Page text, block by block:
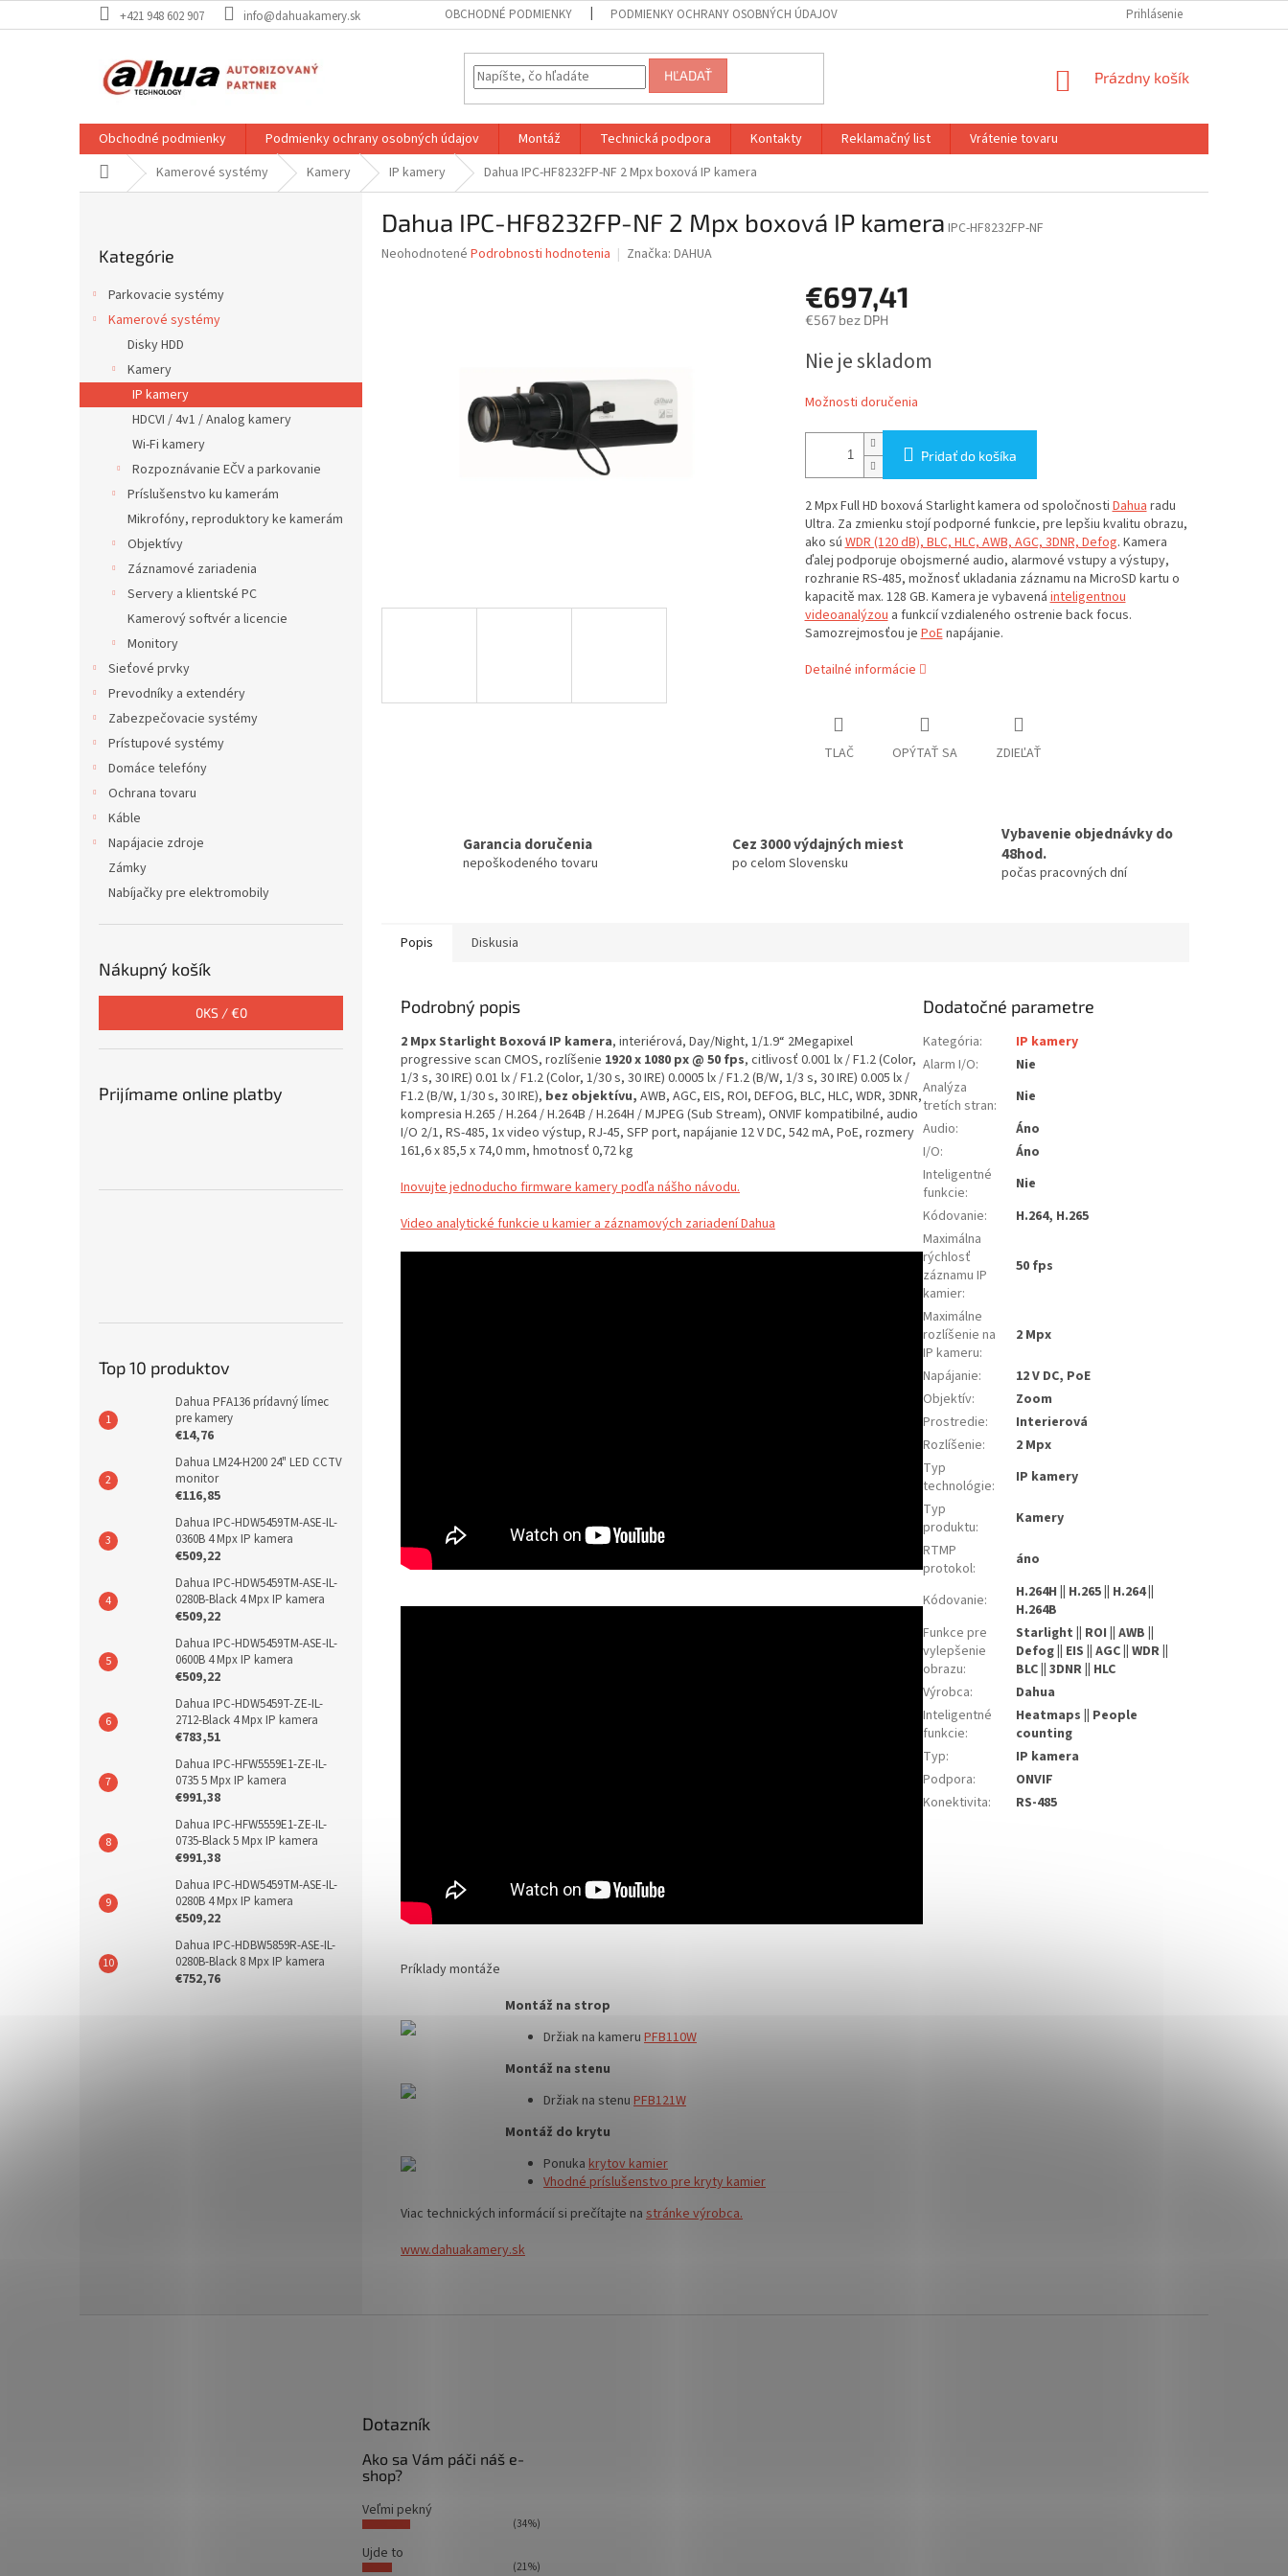
na
+421 948 602 907 info@dahuakamery.sk OBCHODNÉ PODMIENKY PODMIENKY OCHRANY OSOBNÝCH ÚDAJOV Prihlásenie
HĽADAŤ
NÁKUPNÝ
Prázdny košík
Obchodné podmienky Podmienky ochrany osobných údajov Montáž Technická podpora Kontakty Reklamačný list
Vrátenie tovaru
DomovKamerové systémy Kamery IP kamery Dahua IPC-HF8232FP-NF 2 Mpx boxová IP kamera
kategórie
Kategórie
Parkovacie systémy
Kamerové systémy
Disky HDD
Kamery
IP kamery
HDCVI / 4v1 / Analog kamery
Wi-Fi kamery
Rozpoznávanie EČV a parkovanie
Príslušenstvo ku kamerám
Mikrofóny, reproduktory ke kamerám
Objektívy
Záznamové zariadenia
Servery a klientské PC
Kamerový softvér a licencie
Monitory
Sieťové prvky
Prevodníky a extendéry
Zabezpečovacie systémy
Prístupové systémy
Domáce telefóny
Ochrana tovaru
Káble
Napájacie zdroje
Zámky
Nabíjačky pre elektromobily
Nákupný košík
0KS /€0
Prijímame online platby
Top 10 produktov
Dahua PFA136 prídavný límec
pre kamery
€14,76
Dahua LM24-H200 24" LED CCTV
monitor
€116,85
Dahua IPC-HDW5459TM-ASE-IL-
0360B 4 Mpx IP kamera
€509,22
Dahua IPC-HDW5459TM-ASE-IL-
0280B-Black 4 Mpx IP kamera
€509,22
Dahua IPC-HDW5459TM-ASE-IL-
0600B 4 Mpx IP kamera
€509,22
Dahua IPC-HDW5459T-ZE-IL-
2712-Black 4 Mpx IP kamera
€783,51
Dahua IPC-HFW5559E1-ZE-IL-
0735 5 Mpx IP kamera
€991,38
Dahua IPC-HFW5559E1-ZE-IL-
0735-Black 5 Mpx IP kamera
€991,38
Dahua IPC-HDW5459TM-ASE-IL-
0280B 4 Mpx IP kamera
€509,22
Dahua IPC-HDBW5859R-ASE-IL-
0280B-Black 8 Mpx IP kamera
€752,76
Dahua IPC-HF8232FP-NF 2 Mpx boxová IP kamera IPC-HF8232FP-NF
Priemerné
Neohodnotené Podrobnosti hodnotenia Značka: DAHUA
€697,41
€567 bez DPH
cena:
Nie je skladom
Možnosti doručenia
Pridať do košíka
2 Mpx Full HD boxová Starlight kamera od spoločnostiDahuaradu
Ultra. Za zmienku stojí podporné funkcie, pre lepšiu kvalitu obrazu,
ako súWDR (120 dB), BLC, HLC, AWB, AGC, 3DNR, Defog. Kamera
ďalej podporuje obojsmerné audio, alarmové vstupy a výstupy,
rozhranie RS-485, možnosť ukladania záznamu na MicroSD kartu o
kapacitě max. 128 GB. Kamera je vybavenáinteligentnou
videoanalýzoua funkcií vzdialeného ostrenie back focus.
Samozrejmosťou jePoEnapájanie.
Detailné informácie
TLAČ OPÝTAŤ SA ZDIEĽAŤ
Garancia doručenia
nepoškodeného tovaru
Cez 3000 výdajných miest
po celom Slovensku
Vybavenie objednávky do
48hod.
počas pracovných dní
Popis Diskusia
Podrobný popis
2 Mpx Starlight Boxová IP kamera, interiérová, Day/Night, 1/1.9“ 2Megapixel
progressive scan CMOS, rozlíšenie 1920 x 1080 px @ 50 fps, citlivosť 0.001 lx / F1.2 (Color,
1/3 s, 30 IRE) 0.01 lx / F1.2 (Color, 1/30 s, 30 IRE) 0.0005 lx / F1.2 (B/W, 1/3 s, 30 IRE) 0.005 lx /
F1.2 (B/W, 1/30 s, 30 IRE), bez objektívu, AWB, AGC, EIS, ROI, DEFOG, BLC, HLC, WDR, 3DNR,
kompresia H.265 / H.264 / H.264B / H.264H / MJPEG (Sub Stream), ONVIF kompatibilné, audio
I/O 2/1, RS-485, 1x video výstup, RJ-45, SFP port, napájanie 12 V DC, 542 mA, PoE, rozmery
161,6 x 85,5 x 74,0 mm, hmotnosť 0,72 kg
Inovujte jednoducho firmware kamery podľa nášho návodu.
Video analytické funkcie u kamier a záznamových zariadení Dahua
Príklady montáže
Montáž na strop
Držiak na kameru PFB110W
Montáž na stenu
Držiak na stenu PFB121W
Montáž do krytu
Ponuka krytov kamier
Vhodné príslušenstvo pre kryty kamier
Viac technických informácií si prečítajte na stránke výrobca.
www.dahuakamery.sk
Dodatočné parametre
Kategória:
IP kamery
Alarm I/O:
Nie
Analýza
tretích stran:
Nie
Audio:
Áno
I/O:
Áno
Inteligentné
funkcie:
Nie
Kódovanie:
H.264, H.265
Maximálna
rýchlosť
záznamu IP
kamier:
50 fps
Maximálne
rozlíšenie na
IP kameru:
2 Mpx
Napájanie:
12 V DC, PoE
Objektív:
Zoom
Prostredie:
Interierová
Rozlíšenie:
2 Mpx
Typ
technológie:
IP kamery
Typ
produktu:
Kamery
RTMP
protokol: áno
Kódovanie:
H.264H || H.265 || H.264 ||
H.264B
Funkce pre
vylepšenie
obrazu:
Starlight || ROI || AWB ||
Defog || EIS || AGC || WDR ||
BLC || 3DNR || HLC
Výrobca:
Dahua
Inteligentné
funkcie:
Heatmaps || People
counting
Typ:
IP kamera
Podpora:
ONVIF
Konektivita: RS-485
Dotazník
Ako sa Vám páči náš e-
shop?
Veľmi pekný
(34%)
Ujde to
(21%)